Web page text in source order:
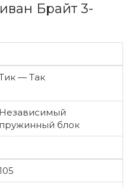
Брайт 3-
— Так
Независимый
пружинный блок